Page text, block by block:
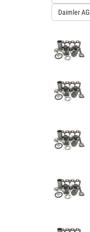
Daimler AG